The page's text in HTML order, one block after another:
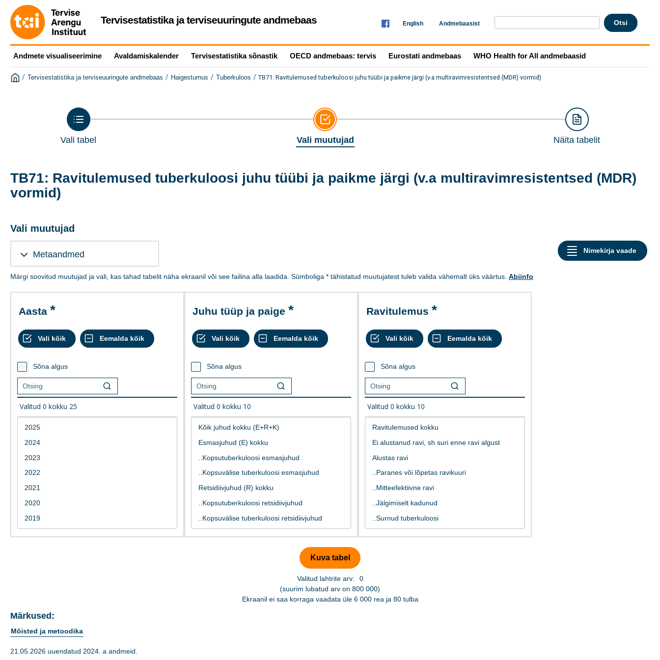
Tervisestatistika ja terviseuuringute andmebaas English Andmebaasist
Andmete visualiseerimine Avaldamiskalender Tervisestatistika sõnastik OECD andmebaas: tervis Eurostati andmebaas WHO Health for All andmebaasid
/ Tervisestatistika ja terviseuuringute andmebaas / Haigestumus / Tuberkuloos / TB71: Ravitulemused tuberkuloosi juhu tüübi ja paikme järgi (v.a multiravimresistentsed (MDR) vormid)
Vali tabel Vali muutujad Näita tabelit
TB71: Ravitulemused tuberkuloosi juhu tüübi ja paikme järgi (v.a multiravimresistentsed (MDR)
vormid)
Vali muutujad
Metaandmed
Märgi soovitud muutujad ja vali, kas tahad tabelit näha ekraanil või see failina alla laadida. Sümboliga * tähistatud muutujatest tuleb valida vähemalt üks väärtus. Abiinfo
Aasta
Sõna algus
Valitud 0 kokku 25
Juhu tüüp ja paige
Sõna algus
Valitud 0 kokku 10
Ravitulemus
Sõna algus
Valitud 0 kokku 10
Valitud lahtrite arv:
0
(suurim lubatud arv on 800 000)
Ekraanil ei saa korraga vaadata üle 6 000 rea ja 80 tulba
Märkused:
Mõisted ja metoodika
21.05.2026 uuendatud 2024. a andmeid.